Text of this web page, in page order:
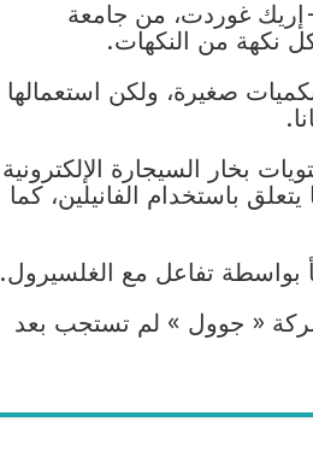
غوردت، من جامعة
نكهة من النكهات.
صغيرة، ولكن استعمالها
بخار السيجارة الإلكترونية
باستخدام الفانيلين، كما
بواسطة تفاعل مع الغلسيرول.
« جوول » لم تستجب بعد